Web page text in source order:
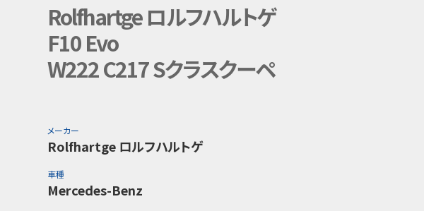
Rolfhartge ロルフハルトゲ
F10 Evo
W222 C217 Sクラスクーペ
メーカー
Rolfhartge ロルフハルトゲ
車種
Mercedes-Benz